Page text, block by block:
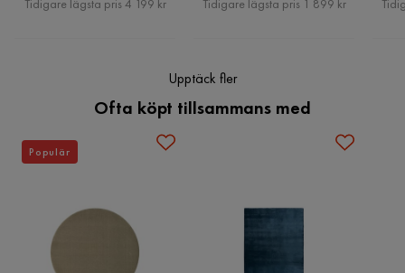
Tidigare lägsta pris 4 199 kr Tidigare lägsta pris 1 899 kr
Upptäck fler
Ofta köpt tillsammans med
Populär